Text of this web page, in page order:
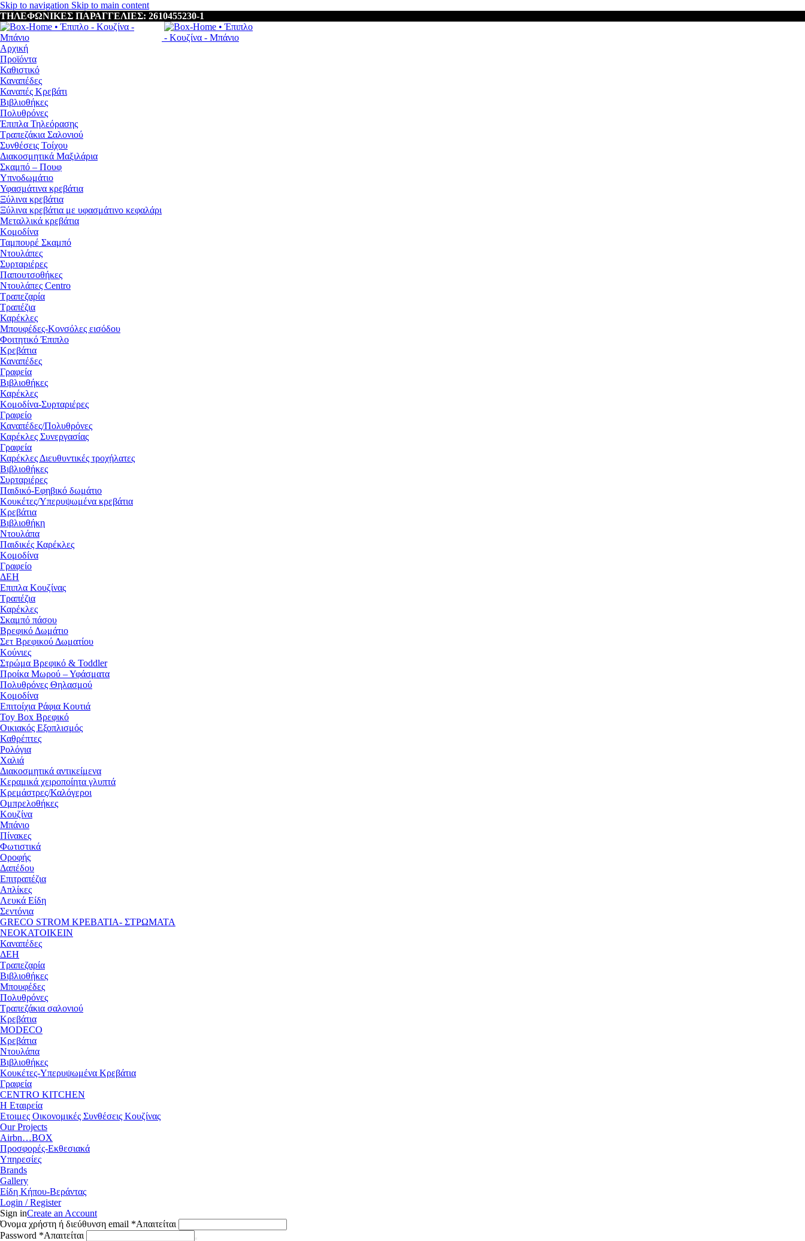
Skip to navigation Skip to main content
ΤΗΛΕΦΩΝΙΚΕΣ ΠΑΡΑΓΓΕΛΙΕΣ: 2610455230-1
Αρχική
Προϊόντα
Καθιστικό
Καναπέδες
Καναπές Κρεβάτι
Βιβλιοθήκες
Πολυθρόνες
Έπιπλα Τηλεόρασης
Τραπεζάκια Σαλονιού
Συνθέσεις Τοίχου
Διακοσμητικά Μαξιλάρια
Σκαμπό – Πουφ
Υπνοδωμάτιο
Υφασμάτινα κρεβάτια
Ξύλινα κρεβάτια
Ξύλινα κρεβάτια με υφασμάτινο κεφαλάρι
Mεταλλικά κρεβάτια
Κομοδίνα
Ταμπουρέ Σκαμπό
Ντουλάπες
Συρταριέρες
Παπουτσοθήκες
Ντουλάπες Centro
Τραπεζαρία
Τραπέζια
Καρέκλες
Μπουφέδες-Κονσόλες εισόδου
Φοιτητικό Έπιπλο
Κρεβάτια
Καναπέδες
Γραφεία
Βιβλιοθήκες
Καρέκλες
Κομοδίνα-Συρταριέρες
Γραφείο
Καναπέδες/Πολυθρὀνες
Καρέκλες Συνεργασίας
Γραφεία
Καρέκλες Διευθυντικές τροχήλατες
Βιβλιοθήκες
Συρταριέρες
Παιδικό-Εφηβικό δωμάτιο
Κουκέτες/Υπερυψωμένα κρεβάτια
Κρεβάτια
Βιβλιοθήκη
Ντουλάπα
Παιδικές Καρέκλες
Κομοδίνα
Γραφείο
ΔΕΗ
Επιπλα Κουζίνας
Τραπέζια
Καρέκλες
Σκαμπό πάσου
Βρεφικό Δωμάτιο
Σετ Βρεφικού Δωματίου
Κούνιες
Στρώμα Βρεφικό & Toddler
Προίκα Μωρού – Υφάσματα
Πολυθρόνες Θηλασμού
Κομοδίνα
Επιτοίχια Ράφια Κουτιά
Toy Box Βρεφικό
Οικιακός Εξοπλισμός
Καθρέπτες
Ρολόγια
Χαλιά
Διακοσμητικά αντικείμενα
Κεραμικά χειροποίητα γλυπτά
Κρεμάστρες/Καλόγεροι
Ομπρελοθήκες
Κουζίνα
Μπάνιο
Πίνακες
Φωτιστικά
Οροφής
Δαπέδου
Επιτραπέζια
Απλίκες
Λευκά Είδη
Σεντόνια
GRECO STROM ΚΡΕΒΑΤΙΑ- ΣΤΡΩΜΑΤΑ
ΝΕΟΚΑΤΟΙΚΕΙΝ
Καναπέδες
ΔΕΗ
Τραπεζαρία
Βιβλιοθήκες
Μπουφέδες
Πολυθρόνες
Τραπεζάκια σαλονιού
Κρεβάτια
MODECO
Κρεβάτια
Ντουλάπα
Βιβλιοθήκες
Κουκέτες-Υπερυψωμένα Κρεβάτια
Γραφεία
CENTRO KITCHEN
Η Εταιρεία
Ετοιμες Οικονομικές Συνθέσεις Κουζίνας
Our Projects
Airbn…BOX
Προσφορές-Εκθεσιακά
Υπηρεσίες
Brands
Gallery
Είδη Κήπου-Βεράντας
Login / Register
Sign inCreate an Account
Όνομα χρήστη ή διεύθυνση email *Απαιτείται
Password *Απαιτείται